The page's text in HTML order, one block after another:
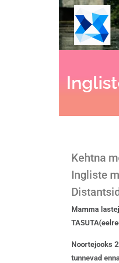
Kehtna
Ingliste
Mamma
Noortejooks
tunnevad